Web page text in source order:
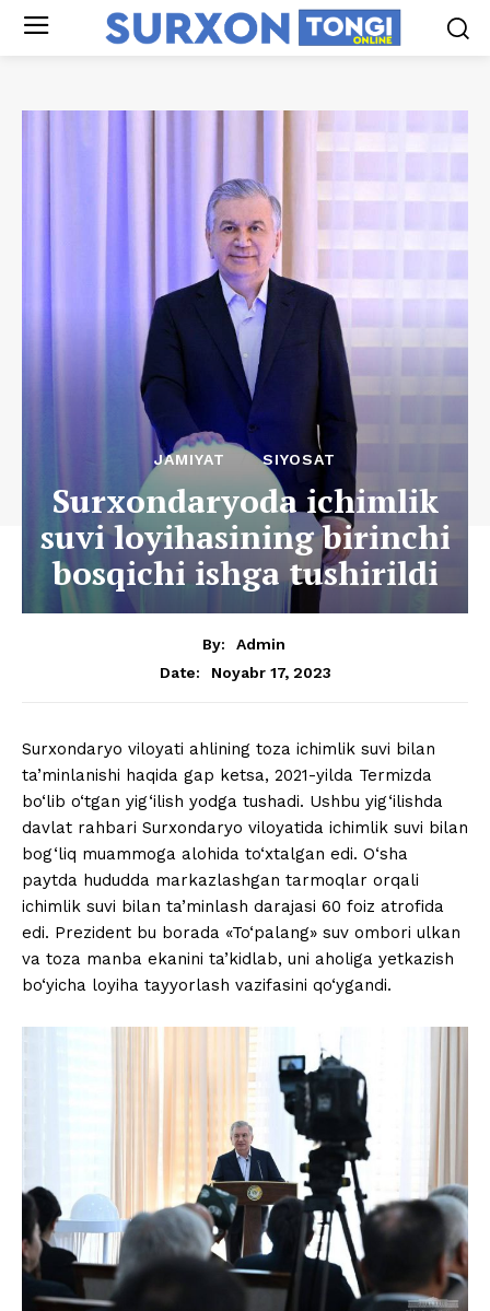
JAMIYAT SIYOSAT
Surxondaryoda ichimlik
suvi loyihasining birinchi
bosqichi ishga tushirildi
By:
Admin
Date:
Noyabr 17, 2023
Surxondaryo viloyati ahlining toza ichimlik suvi bilan
ta’minlanishi haqida gap ketsa, 2021-yilda Termizda
bo‘lib o‘tgan yig‘ilish yodga tushadi. Ushbu yig‘ilishda
davlat rahbari Surxondaryo viloyatida ichimlik suvi bilan
bog‘liq muammoga alohida to‘xtalgan edi. O‘sha
paytda hududda markazlashgan tarmoqlar orqali
ichimlik suvi bilan ta’minlash darajasi 60 foiz atrofida
edi. Prezident bu borada «To‘palang» suv ombori ulkan
va toza manba ekanini ta’kidlab, uni aholiga yetkazish
bo‘yicha loyiha tayyorlash vazifasini qo‘ygandi.